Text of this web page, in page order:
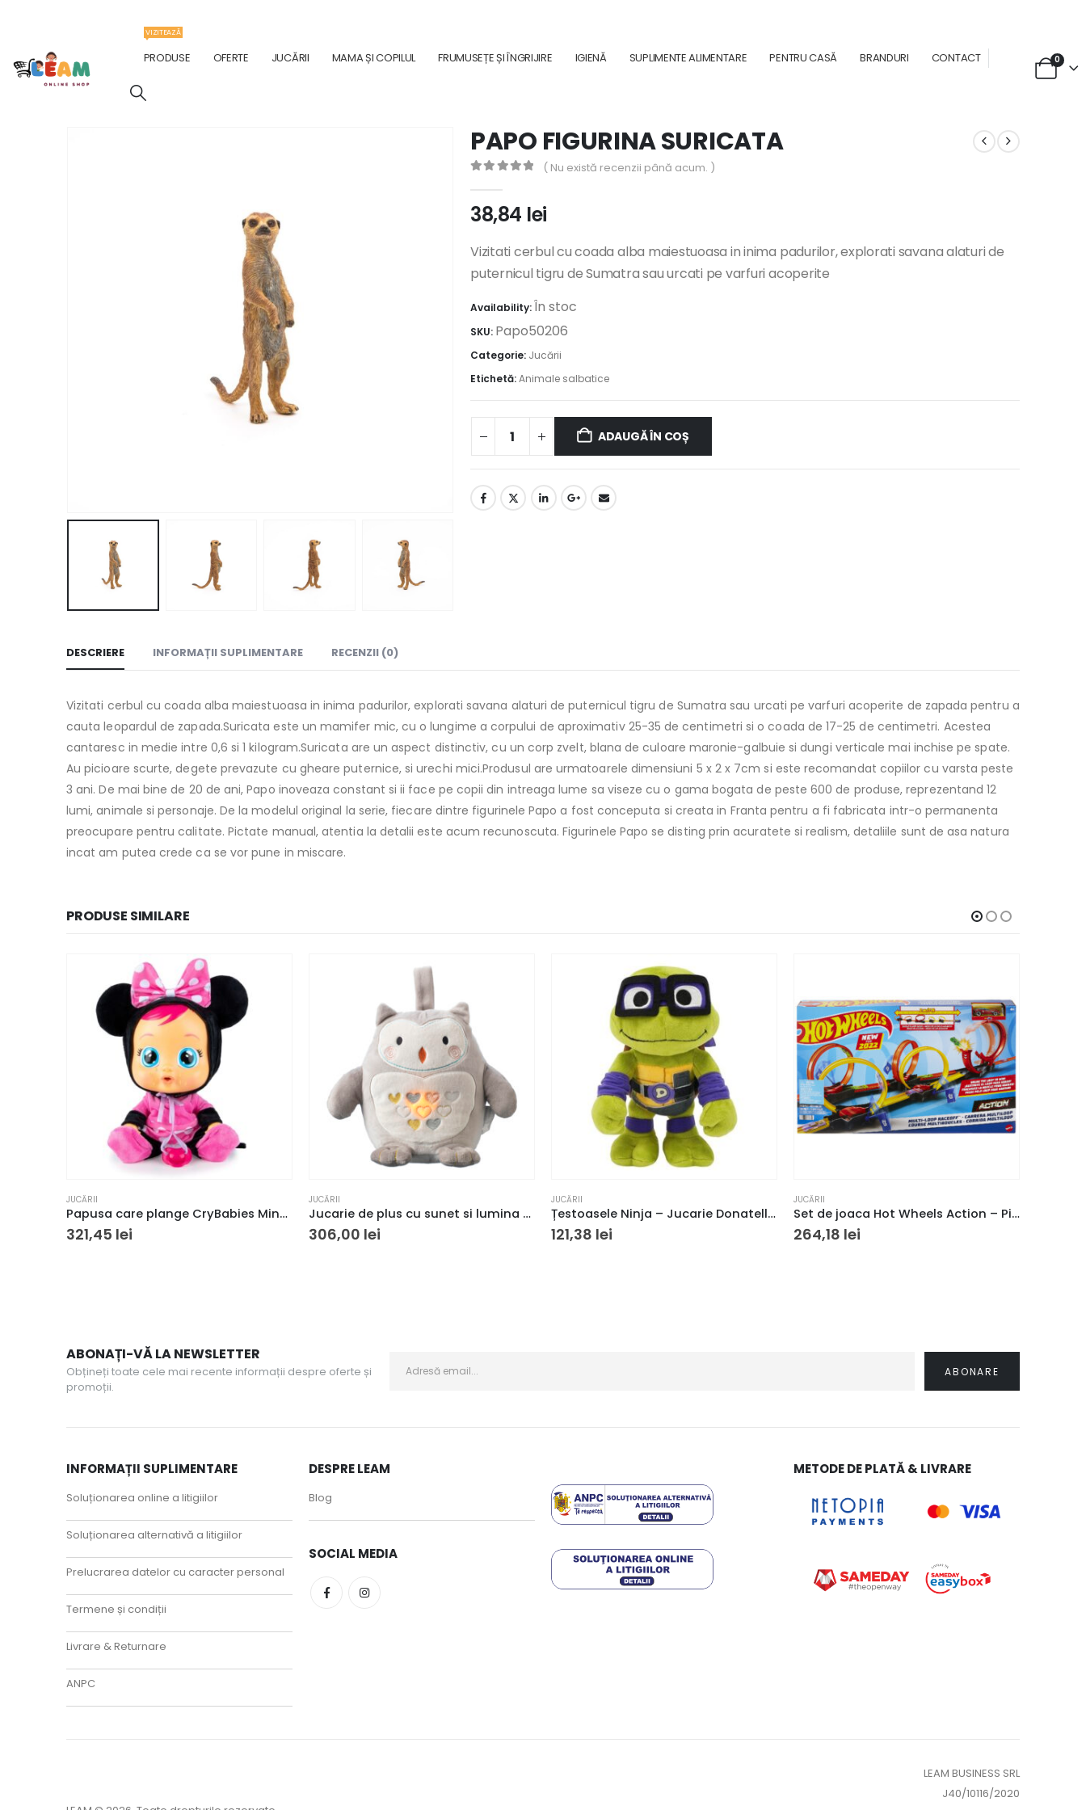
PRODUSE
VIZITEAZĂ
OFERTE JUCĂRII MAMA ȘI COPILUL FRUMUSEȚE ȘI ÎNGRIJIRE IGIENĂ SUPLIMENTE ALIMENTARE PENTRU CASĂ BRANDURI CONTACT 0
PAPO FIGURINA SURICATA
( Nu există recenzii până acum. )
38,84 lei
Vizitati cerbul cu coada alba maiestuoasa in inima padurilor, explorati savana alaturi de
puternicul tigru de Sumatra sau urcati pe varfuri acoperite
Availability:În stoc
SKU: Papo50206
Categorie: Jucării
Etichetă:Animale salbatice
ADAUGĂ ÎN COȘ
DESCRIERE INFORMAȚII SUPLIMENTARE RECENZII (0)
Vizitati cerbul cu coada alba maiestuoasa in inima padurilor, explorati savana alaturi de puternicul tigru de Sumatra sau urcati pe varfuri acoperite de zapada pentru a
cauta leopardul de zapada.Suricata este un mamifer mic, cu o lungime a corpului de aproximativ 25-35 de centimetri si o coada de 17-25 de centimetri. Acestea
cantaresc in medie intre 0,6 si 1 kilogram.Suricata are un aspect distinctiv, cu un corp zvelt, blana de culoare maronie-galbuie si dungi verticale mai inchise pe spate.
Au picioare scurte, degete prevazute cu gheare puternice, si urechi mici.Produsul are urmatoarele dimensiuni 5 x 2 x 7cm si este recomandat copiilor cu varsta peste
3 ani. De mai bine de 20 de ani, Papo inoveaza constant si ii face pe copii din intreaga lume sa viseze cu o gama bogata de peste 600 de produse, reprezentand 12
lumi, animale si personaje. De la modelul original la serie, fiecare dintre figurinele Papo a fost conceputa si creata in Franta pentru a fi fabricata intr-o permanenta
preocupare pentru calitate. Pictate manual, atentia la detalii este acum recunoscuta. Figurinele Papo se disting prin acuratete si realism, detaliile sunt de asa natura
incat am putea crede ca se vor pune in miscare.
PRODUSE SIMILARE
JUCĂRII
Papusa care plange CryBabies Minnie Mouse
321,45 lei
JUCĂRII
Jucarie de plus cu sunet si lumina The Gro Company, Reincarcabil, Forma de bufnita, Multicolor
306,00 lei
JUCĂRII
Țestoasele Ninja – Jucarie Donatello de pluș
121,38 lei
JUCĂRII
Set de joaca Hot Wheels Action – Pista buclelor duble
264,18 lei
ABONAȚI-VĂ LA NEWSLETTER
Obțineți toate cele mai recente informații despre oferte și
promoții.
INFORMAȚII SUPLIMENTARE
Soluționarea online a litigiilor
Soluționarea alternativă a litigiilor
Prelucrarea datelor cu caracter personal
Termene și condiții
Livrare & Returnare
ANPC
DESPRE LEAM
Blog
SOCIAL MEDIA
METODE DE PLATĂ & LIVRARE
LEAM BUSINESS SRL
J40/10116/2020